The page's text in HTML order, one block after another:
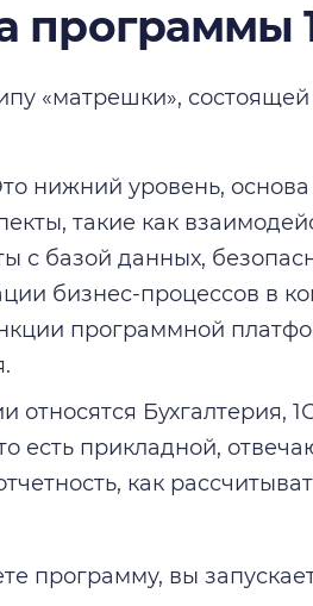
программы
«матрешки»,
нижний уровень,
такие как
с базой данных,
бизнес-процессов в
программной
относятся Бухгалтерия,
есть прикладной,
как
программу, вы